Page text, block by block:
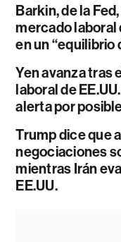
Barkin, de la
mercado laboral
en un “equilibrio
Yen avanza tras
laboral de
alerta por
Trump dice que
negociaciones
mientras Irán
EE.UU.